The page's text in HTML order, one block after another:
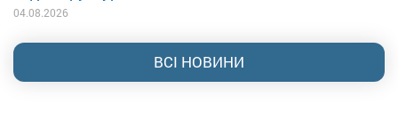
04.08.2026
ВСІ НОВИНИ